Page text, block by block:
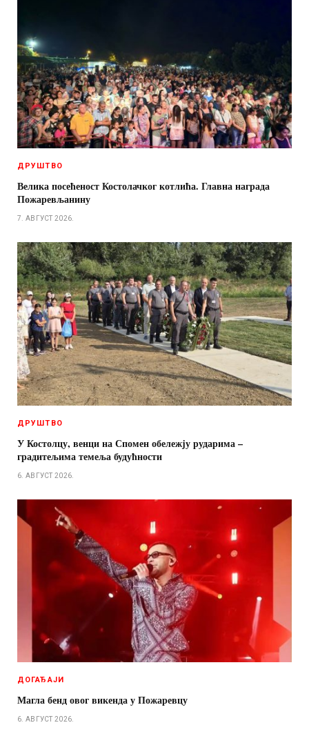
ДРУШТВО
Велика посећеност Костолачког котлића. Главна награда
Пожаревљанину
7. АВГУСТ 2026.
ДРУШТВО
У Костолцу, венци на Спомен обележју рударима –
градитељима темеља будућности
6. АВГУСТ 2026.
ДОГАЂАЈИ
Магла бенд овог викенда у Пожаревцу
6. АВГУСТ 2026.